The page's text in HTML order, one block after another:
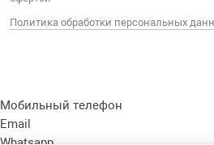
Политика обработки персональных
Мобильный телефон
Email